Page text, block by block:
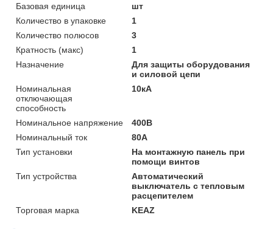
Базовая единица
шт
Количество в упаковке
1
Количество полюсов
3
Кратность (макс)
1
Назначение
Для защиты оборудования
и силовой цепи
Номинальная
отключающая
способность
10кА
Номинальное напряжение
400В
Номинальный ток
80А
Тип установки
На монтажную панель при
помощи винтов
Тип устройства
Автоматический
выключатель с тепловым
расцепителем
Торговая марка
KEAZ